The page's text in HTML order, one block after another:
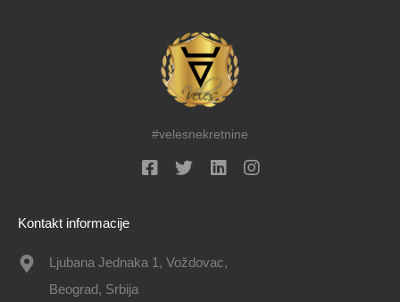
#velesnekretnine
Kontakt informacije
Ljubana Jednaka 1, Voždovac,
Beograd, Srbija